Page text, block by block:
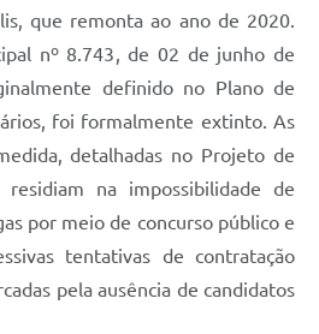
que remonta ao ano de 2020.
nº 8.743, de 02 de junho de
definido no Plano de
foi formalmente extinto. As
detalhadas no Projeto de
na impossibilidade de
por meio de concurso público e
tentativas de contratação
pela ausência de candidatos